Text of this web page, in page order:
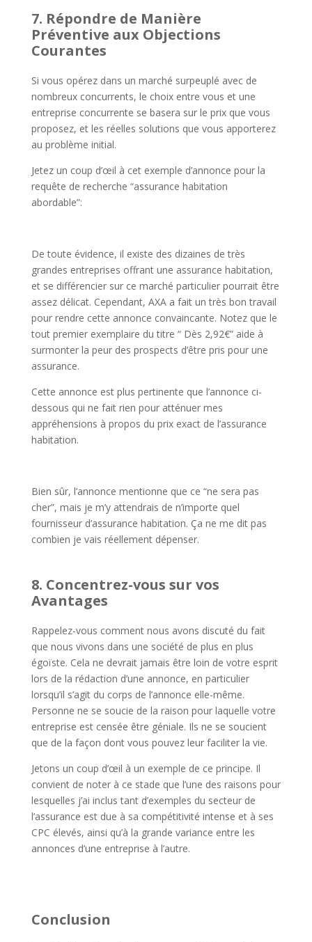
7. Répondre de Manière
Préventive aux Objections
Courantes
Si vous opérez dans un marché surpeuplé avec de
nombreux concurrents, le choix entre vous et une
entreprise concurrente se basera sur le prix que vous
proposez, et les réelles solutions que vous apporterez
au problème initial.
Jetez un coup d’œil à cet exemple d’annonce pour la
requête de recherche “assurance habitation
abordable”:
De toute évidence, il existe des dizaines de très
grandes entreprises offrant une assurance habitation,
et se différencier sur ce marché particulier pourrait être
assez délicat. Cependant, AXA a fait un très bon travail
pour rendre cette annonce convaincante. Notez que le
tout premier exemplaire du titre “ Dès 2,92€” aide à
surmonter la peur des prospects d’être pris pour une
assurance.
Cette annonce est plus pertinente que l’annonce ci-
dessous qui ne fait rien pour atténuer mes
appréhensions à propos du prix exact de l’assurance
habitation.
Bien sûr, l’annonce mentionne que ce “ne sera pas
cher”, mais je m’y attendrais de n’importe quel
fournisseur d’assurance habitation. Ça ne me dit pas
combien je vais réellement dépenser.
8. Concentrez-vous sur vos
Avantages
Rappelez-vous comment nous avons discuté du fait
que nous vivons dans une société de plus en plus
égoïste. Cela ne devrait jamais être loin de votre esprit
lors de la rédaction d’une annonce, en particulier
lorsqu’il s’agit du corps de l’annonce elle-même.
Personne ne se soucie de la raison pour laquelle votre
entreprise est censée être géniale. Ils ne se soucient
que de la façon dont vous pouvez leur faciliter la vie.
Jetons un coup d’œil à un exemple de ce principe. Il
convient de noter à ce stade que l’une des raisons pour
lesquelles j’ai inclus tant d’exemples du secteur de
l’assurance est due à sa compétitivité intense et à ses
CPC élevés, ainsi qu’à la grande variance entre les
annonces d’une entreprise à l’autre.
Conclusion